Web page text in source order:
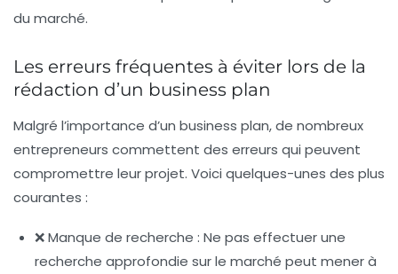
du marché.
Les erreurs fréquentes à éviter lors de la
rédaction d’un business plan
Malgré l’importance d’un business plan, de nombreux
entrepreneurs commettent des erreurs qui peuvent
compromettre leur projet. Voici quelques-unes des plus
courantes :
❌ Manque de recherche : Ne pas effectuer une
recherche approfondie sur le marché peut mener à